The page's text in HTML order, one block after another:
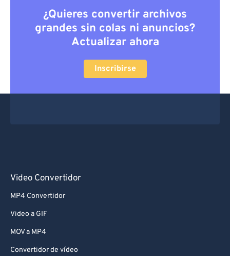
¿Quieres convertir archivos
grandes sin colas ni anuncios?
Actualizar ahora
Inscribirse
Video Convertidor
MP4 Convertidor
Video a GIF
MOV a MP4
Convertidor de vídeo